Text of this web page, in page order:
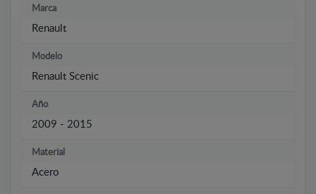
Marca
Renault
Modelo
Renault Scenic
Año
2009 - 2015
Material
Acero